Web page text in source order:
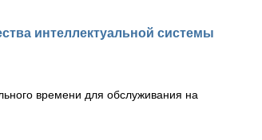
интеллектуальной системы
времени для обслуживания на